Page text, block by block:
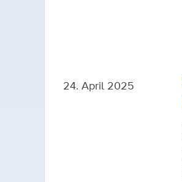
24. April 2025